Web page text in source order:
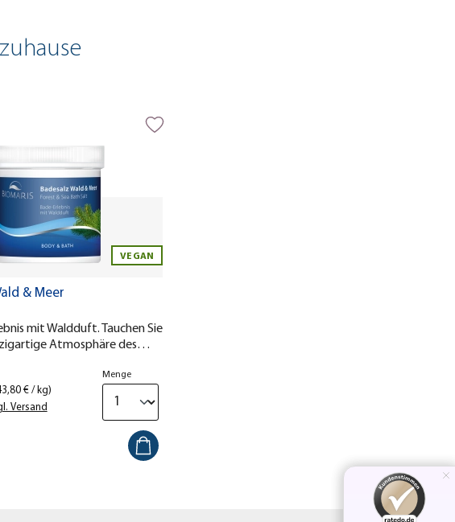
VEGAN
& Meer
mit Waldduft. Tauchen Sie
Atmosphäre des
€ / kg)
Versand
Menge